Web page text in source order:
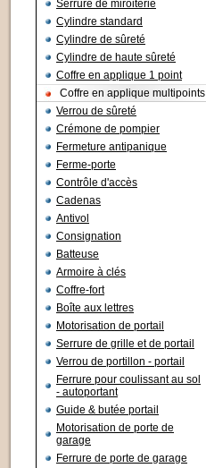
Serrure de miroiterie
Cylindre standard
Cylindre de sûreté
Cylindre de haute sûreté
Coffre en applique 1 point
Coffre en applique multipoints
Verrou de sûreté
Crémone de pompier
Fermeture antipanique
Ferme-porte
Contrôle d'accès
Cadenas
Antivol
Consignation
Batteuse
Armoire à clés
Coffre-fort
Boîte aux lettres
Motorisation de portail
Serrure de grille et de portail
Verrou de portillon - portail
Ferrure pour coulissant au sol
- autoportant
Guide & butée portail
Motorisation de porte de
garage
Ferrure de porte de garage